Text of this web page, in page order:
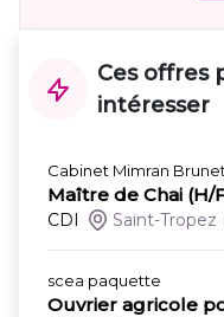
Ces offres
intéresser
Cabinet Mimran Brunet
Maître de Chai (H/
CDI Saint-Tropez
scea paquette
Ouvrier agricole